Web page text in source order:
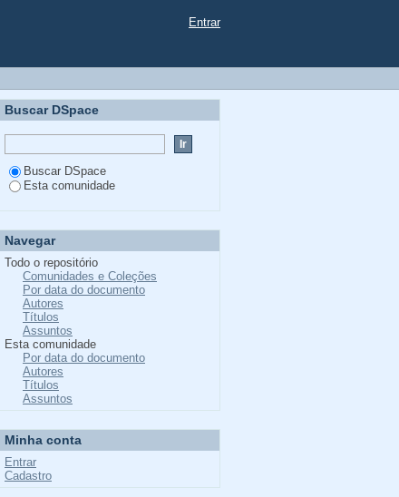
Entrar
Buscar DSpace
Buscar DSpace
Esta comunidade
Navegar
Todo o repositório
Comunidades e Coleções
Por data do documento
Autores
Títulos
Assuntos
Esta comunidade
Por data do documento
Autores
Títulos
Assuntos
Minha conta
Entrar
Cadastro